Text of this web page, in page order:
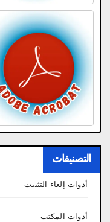
التصنيفات
أدوات إلغاء التثبيت
أدوات المكتب